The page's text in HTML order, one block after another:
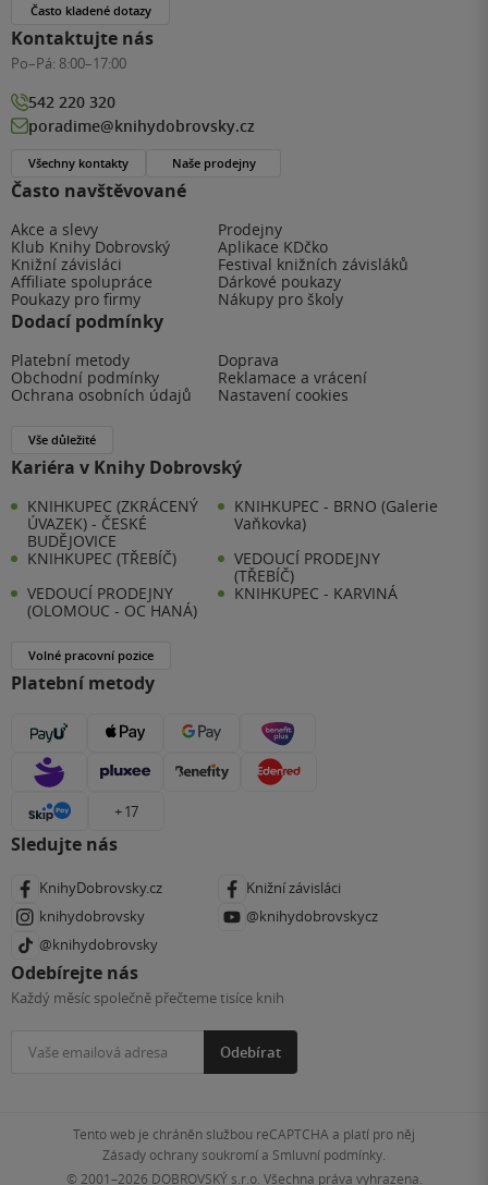
Často navštěvované
Akce a slevy
Prodejny
Klub Knihy Dobrovský
Aplikace KDčko
Knižní závisláci
Festival knižních závisláků
Affiliate spolupráce
Dárkové poukazy
Poukazy pro firmy
Nákupy pro školy
Dodací podmínky
Platební metody
Doprava
Obchodní podmínky
Reklamace a vrácení
Ochrana osobních údajů
Nastavení cookies
Vše důležité
Kariéra v Knihy Dobrovský
KNIHKUPEC (ZKRÁCENÝ
ÚVAZEK) - ČESKÉ
BUDĚJOVICE
KNIHKUPEC - BRNO (Galerie
Vaňkovka)
KNIHKUPEC (TŘEBÍČ)
VEDOUCÍ PRODEJNY
(TŘEBÍČ)
VEDOUCÍ PRODEJNY
(OLOMOUC - OC HANÁ)
KNIHKUPEC - KARVINÁ
Volné pracovní pozice
Platební metody
+ 17
Sledujte nás
KnihyDobrovsky.cz
Knižní závisláci
knihydobrovsky
@knihydobrovskycz
@knihydobrovsky
Odebírejte nás
Každý měsíc společně přečteme tisíce knih
Odebírat
Často kladené dotazy
Kontaktujte nás
Po–Pá: 8:00–17:00
542 220 320
poradime@knihydobrovsky.cz
Všechny kontakty Naše prodejny
Tento web je chráněn službou reCAPTCHA a platí pro něj
Zásady ochrany soukromía Smluvní podmínky
© 2001–2026 DOBROVSKÝ s.r.o. Všechna práva vyhrazena.